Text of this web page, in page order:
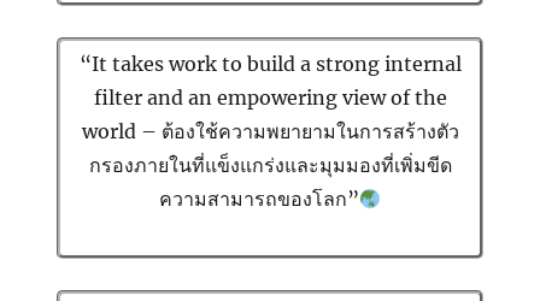
“It takes work to build a strong internal
filter and an empowering view of the
world – ต้องใช้ความพยายามในการสร้างตัว
กรองภายในที่แข็งแกร่งและมุมมองที่เพิ่มขีด
ความสามารถของโลก”